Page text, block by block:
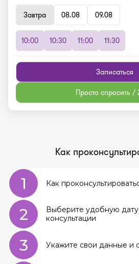
Завтра
08.08 09.08
10:00 10:30 11:00 11:30
Записаться
Просто спросить /
Как
1 Как
2
Выберите удобную
консультации
3 Укажите свои данные и